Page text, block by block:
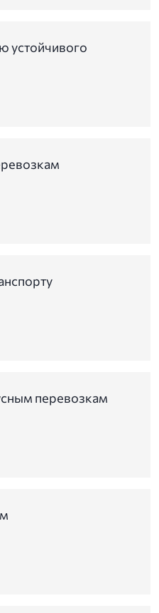
устойчивого
перевозкам